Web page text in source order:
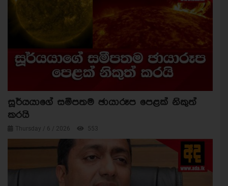
සූර්යයාගේ සමීපතම ඡායාරූප පෙළක් නිකුත්
කරයි
Thursday / 6 / 2026 553